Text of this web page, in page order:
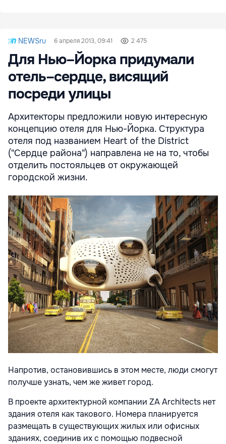
NEWSru 6 апреля 2013, 09:41 2 475
Для Нью–Йорка придумали
отель–сердце, висящий
посреди улицы
Архитекторы предложили новую интересную
концепцию отеля для Нью-Йорка. Структура
отеля под названием Heart of the District
("Сердце района") направлена не на то, чтобы
отделить постояльцев от окружающей
городской жизни.
Напротив, остановившись в этом месте, люди смогут
получше узнать, чем же живет город.
В проекте архитектурной компании ZA Architects нет
здания отеля как такового. Номера планируется
размещать в существующих жилых или офисных
зданиях, соединив их с помощью подвесной